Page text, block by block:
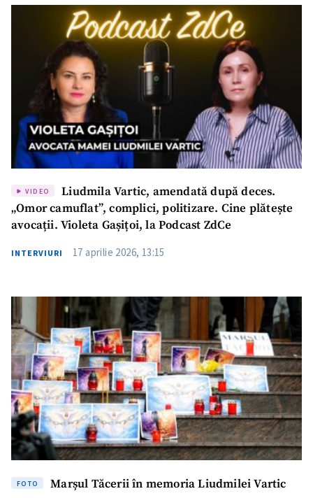
VIDEO
Liudmila Vartic, amendată după deces.
„Omor camuflat”, complici, politizare. Cine plătește
avocații. Violeta Gașițoi, la Podcast ZdCe
INTERVIURI 17 aprilie 2026, 13:15
FOTO Marșul Tăcerii în memoria Liudmilei Vartic